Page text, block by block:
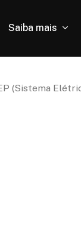
Saiba mais
(Sistema